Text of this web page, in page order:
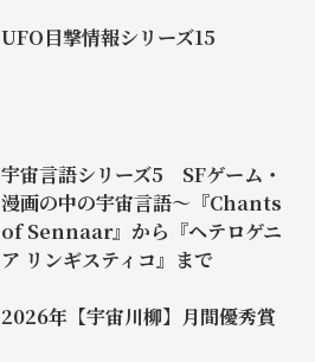
UFO目撃情報シリーズ15
宇宙言語シリーズ5 SFゲーム・
漫画の中の宇宙言語〜『Chants
of Sennaar』から『ヘテロゲニ
ア リンギスティコ』まで
2026年【宇宙川柳】月間優秀賞